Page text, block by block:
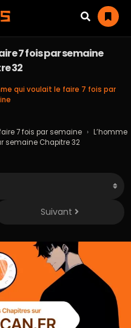
7 fois par semaine
32
qui voulait le faire 7 fois par
7 fois par semaine › L’homme
semaine Chapitre 32
Suivant